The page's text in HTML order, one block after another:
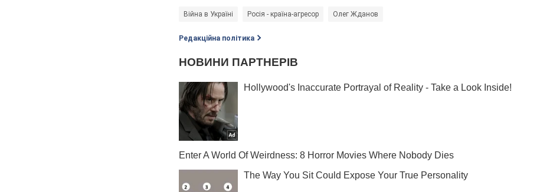
Війна в Україні Росія - країна-агресор Олег Жданов
Редакційна політика